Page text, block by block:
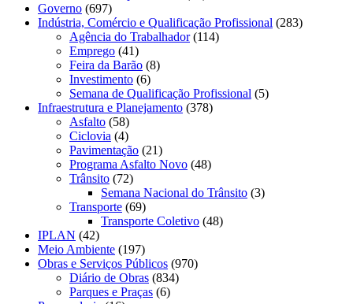
Governo (697)
Indústria, Comércio e Qualificação Profissional (283)
Agência do Trabalhador(114)
Emprego (41)
Feira da Barão (8)
Investimento (6)
Semana de Qualificação Profissional (5)
Infraestrutura e Planejamento (378)
Asfalto (58)
Ciclovia (4)
Pavimentação (21)
Programa Asfalto Novo (48)
Trânsito (72)
Semana Nacional do Trânsito (3)
Transporte (69)
Transporte Coletivo (48)
IPLAN (42)
Meio Ambiente (197)
Obras e Serviços Públicos (970)
Diário de Obras (834)
Parques e Praças (6)